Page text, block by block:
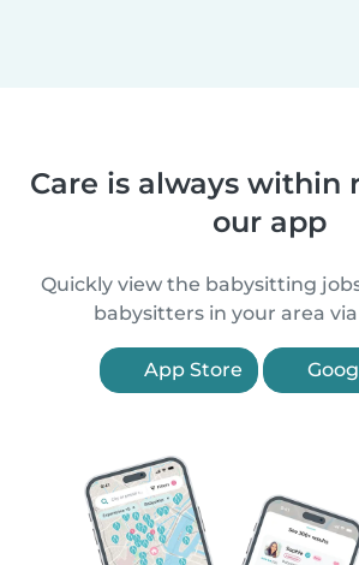
Care is always within
our app
Quickly view the babysitting
babysitters in your area
App Store